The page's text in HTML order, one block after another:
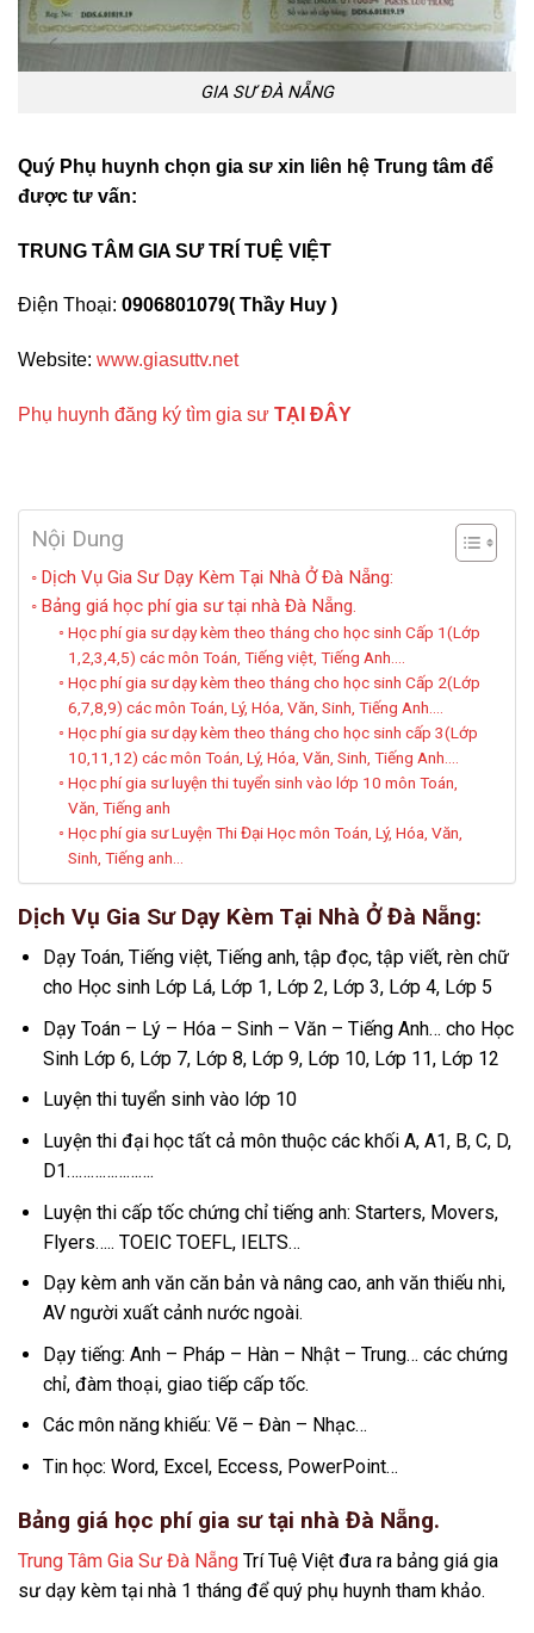
GIA SƯ ĐÀ NẴNG
Quý Phụ huynh chọn gia sư xin liên hệ Trung tâm để
được tư vấn:
TRUNG TÂM GIA SƯ TRÍ TUỆ VIỆT
Điện Thoại: 0906801079( Thầy Huy )
Website: www.giasuttv.net
Phụ huynh đăng ký tìm gia sư TẠI ĐÂY
Nội Dung
Dịch Vụ Gia Sư Dạy Kèm Tại Nhà Ở Đà Nẵng:
Bảng giá học phí gia sư tại nhà Đà Nẵng.
Học phí gia sư dạy kèm theo tháng cho học sinh Cấp 1(Lớp
1,2,3,4,5) các môn Toán, Tiếng việt, Tiếng Anh….
Học phí gia sư dạy kèm theo tháng cho học sinh Cấp 2(Lớp
6,7,8,9) các môn Toán, Lý, Hóa, Văn, Sinh, Tiếng Anh….
Học phí gia sư dạy kèm theo tháng cho học sinh cấp 3(Lớp
10,11,12) các môn Toán, Lý, Hóa, Văn, Sinh, Tiếng Anh….
Học phí gia sư luyện thi tuyển sinh vào lớp 10 môn Toán,
Văn, Tiếng anh
Học phí gia sư Luyện Thi Đại Học môn Toán, Lý, Hóa, Văn,
Sinh, Tiếng anh…
Dịch Vụ Gia Sư Dạy Kèm Tại Nhà Ở Đà Nẵng:
Dạy Toán, Tiếng việt, Tiếng anh, tập đọc, tập viết, rèn chữ
cho Học sinh Lớp Lá, Lớp 1, Lớp 2, Lớp 3, Lớp 4, Lớp 5
Dạy Toán – Lý – Hóa – Sinh – Văn – Tiếng Anh… cho Học
Sinh Lớp 6, Lớp 7, Lớp 8, Lớp 9, Lớp 10, Lớp 11, Lớp 12
Luyện thi tuyển sinh vào lớp 10
Luyện thi đại học tất cả môn thuộc các khối A, A1, B, C, D,
D1………………….
Luyện thi cấp tốc chứng chỉ tiếng anh: Starters, Movers,
Flyers….. TOEIC TOEFL, IELTS…
Dạy kèm anh văn căn bản và nâng cao, anh văn thiếu nhi,
AV người xuất cảnh nước ngoài.
Dạy tiếng: Anh – Pháp – Hàn – Nhật – Trung… các chứng
chỉ, đàm thoại, giao tiếp cấp tốc.
Các môn năng khiếu: Vẽ – Đàn – Nhạc…
Tin học: Word, Excel, Eccess, PowerPoint…
Bảng giá học phí gia sư tại nhà Đà Nẵng.
Trung Tâm Gia Sư Đà Nẵng Trí Tuệ Việt đưa ra bảng giá gia
sư dạy kèm tại nhà 1 tháng để quý phụ huynh tham khảo.